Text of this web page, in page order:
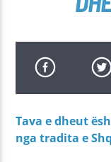
Tava e dheut
nga tradita e